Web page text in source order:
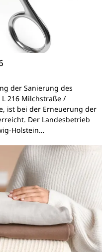
der Sanierung des
216 Milchstraße /
ist bei der Erneuerung der
Der Landesbetrieb
Holstein…